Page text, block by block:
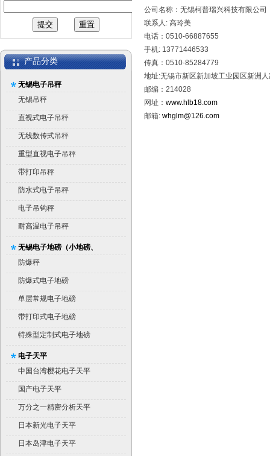
产品分类
无锡电子吊秤
无锡吊秤
直视式电子吊秤
无线数传式吊秤
重型直视电子吊秤
带打印吊秤
防水式电子吊秤
电子吊钩秤
耐高温电子吊秤
无锡电子地磅（小地磅、
平台秤）
防爆秤
防爆式电子地磅
单层常规电子地磅
带打印式电子地磅
特殊型定制式电子地磅
电子天平
中国台湾樱花电子天平
国产电子天平
万分之一精密分析天平
日本新光电子天平
日本岛津电子天平
公司名称：无锡柯普瑞兴科技有限公司
联系人: 高玲美
电话：0510-66887655
手机: 13771446533
传真：0510-85284779
地址:无锡市新区新加坡工业园区新洲
邮编：214028
网址： www.hlb18.com
邮箱: whglm@126.com